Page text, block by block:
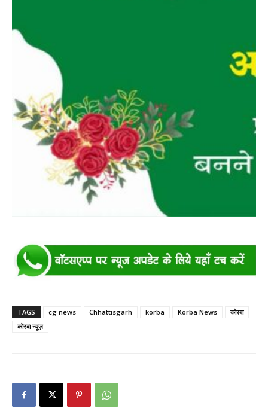
TAGS cg news Chhattisgarh korba Korba News
कोरबा
कोरबा न्यूज़